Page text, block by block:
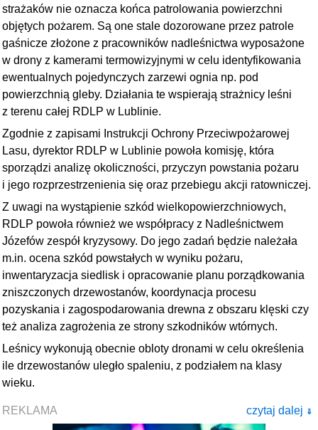
strażaków nie oznacza końca patrolowania powierzchni
objętych pożarem. Są one stale dozorowane przez patrole
gaśnicze złożone z pracowników nadleśnictwa wyposażone
w drony z kamerami termowizyjnymi w celu identyfikowania
ewentualnych pojedynczych zarzewi ognia np. pod
powierzchnią gleby. Działania te wspierają strażnicy leśni
z terenu całej RDLP w Lublinie.
Zgodnie z zapisami Instrukcji Ochrony Przeciwpożarowej
Lasu, dyrektor RDLP w Lublinie powoła komisję, która
sporządzi analizę okoliczności, przyczyn powstania pożaru
i jego rozprzestrzenienia się oraz przebiegu akcji ratowniczej.
Z uwagi na wystąpienie szkód wielkopowierzchniowych,
RDLP powoła również we współpracy z Nadleśnictwem
Józefów zespół kryzysowy. Do jego zadań będzie należała
m.in. ocena szkód powstałych w wyniku pożaru,
inwentaryzacja siedlisk i opracowanie planu porządkowania
zniszczonych drzewostanów, koordynacja procesu
pozyskania i zagospodarowania drewna z obszaru klęski czy
też analiza zagrożenia ze strony szkodników wtórnych.
Leśnicy wykonują obecnie obloty dronami w celu określenia
ile drzewostanów uległo spaleniu, z podziałem na klasy
wieku.
czytaj dalej ⇓
REKLAMA